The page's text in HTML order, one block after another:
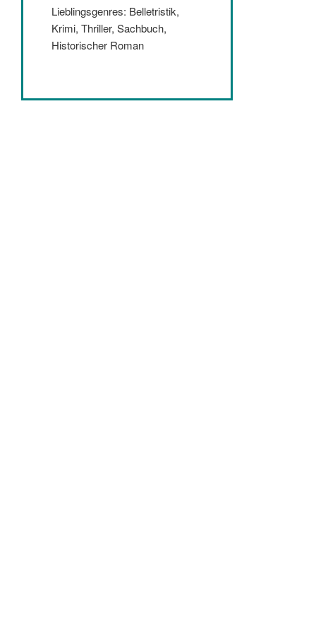
Lieblingsgenres: Belletristik,
Krimi, Thriller, Sachbuch,
Historischer Roman